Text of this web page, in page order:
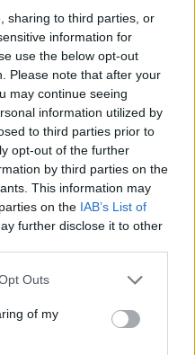
sharing to third parties, or
information for
use the below opt-out
Please note that after your
may continue seeing
information utilized by
to third parties prior to
opt-out of the further
by third parties on the
This information may
on the IAB’s List of
further disclose it to other
uses one or more Google
You may click to
and its third-party tags to
purposes in below Google
Outs
of my
Renault, 1:37.
Mercedes, 1:38.
1:38.
Rosso-Ferrari, 1:38.
Sauber-Ferrari, 1:38.
Ferrari, 1:38.
Williams-Cosworth, 1:38.
India-Mercedes, 1:38.
Williams-Cosworth, 1:38.
, Toro Rosso-Ferrari, 1:39.
Lotus-Cosworth, 1:41.
Cosworth, 1:41.
Cosworth, 1:42.